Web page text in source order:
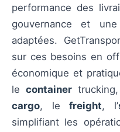
performance des
gouvernance et
adaptées.
sur ces besoins en
économique et
lecontainer
cargo, lefreight, l’
simplifiant les